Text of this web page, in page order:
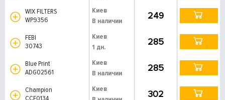
WIX FILTERS
WP9356
Киев
В наличии
249
FEBI
30743
Киев
1 дн.
285
Blue Print
ADG02561
Киев
В наличии
285
Champion
Киев
302